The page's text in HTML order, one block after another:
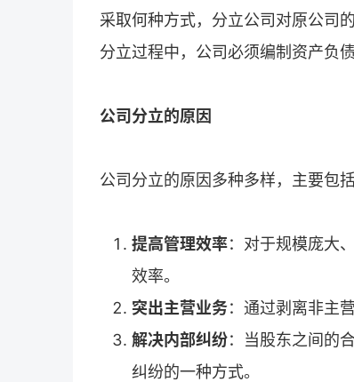
采取何种方式，分立公司对原公司
分立过程中，公司必须编制资产负
公司分立的原因
公司分立的原因多种多样，主要包括
提高管理效率：对于规模庞大
效率。
突出主营业务：通过剥离非主
解决内部纠纷：当股东之间的
纠纷的一种方式。